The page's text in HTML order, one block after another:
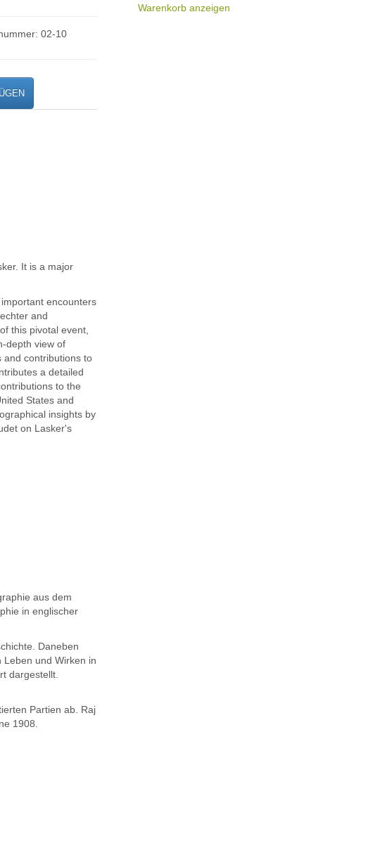
Warenkorb anzeigen
02-10
It is a major
encounters
and
this pivotal event,
depth view of
and contributions to
a detailed
to the
States and
insights by
on Lasker's
aus dem
in englischer
Daneben
Leben und Wirken in
dargestellt.
Partien ab. Raj
1908.